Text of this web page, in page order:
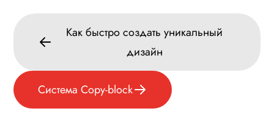
Меню сайта
Блоки / секции сайта
Как быстро создать уникальный
дизайн
Система Copy-block